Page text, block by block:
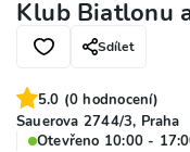
Klub Biatlonu
Sdílet
5.0 (0 hodnocení)
Sauerova 2744/3, Praha
Otevřeno 10:00 -